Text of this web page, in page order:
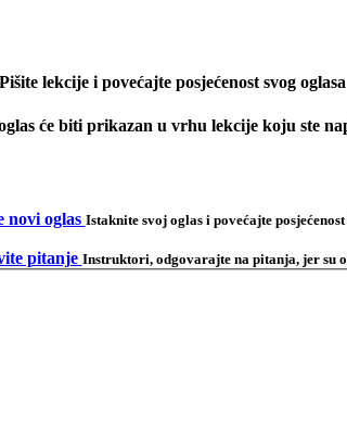
Pišite lekcije i povećajte posjećenost svog oglasa
će biti prikazan u vrhu lekcije koju ste
novi oglas Istaknite svoj oglas i povećajte
pitanje Instruktori, odgovarajte na pitanja, jer su